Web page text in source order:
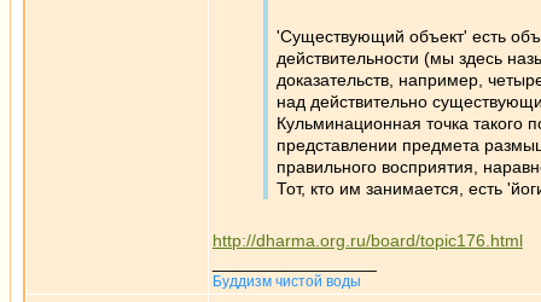
'Существующий объект' есть
действительности (мы здесь
доказательств, например,
над действительно
Кульминационная точка такого
представлении предмета
правильного восприятия,
Тот, кто им занимается, есть
http://dharma.org.ru/board/topic176.html
Буддизм чистой воды